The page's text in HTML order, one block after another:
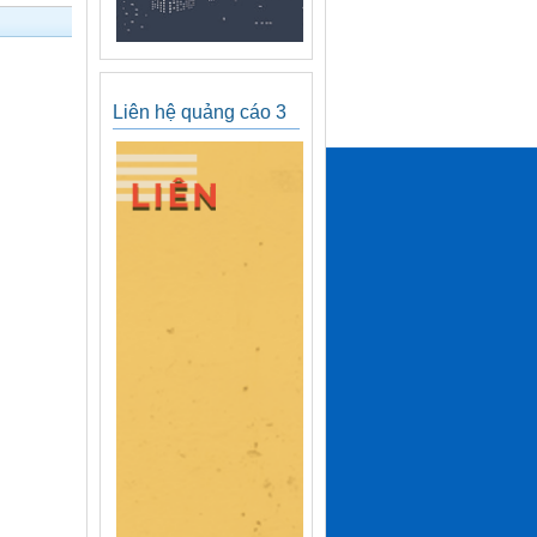
Liên hệ quảng cáo 3